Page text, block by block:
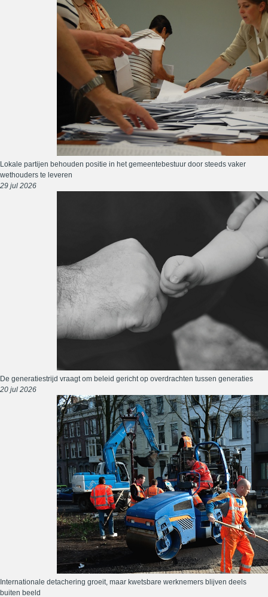
Lokale partijen behouden positie in het gemeentebestuur door steeds vaker
wethouders te leveren
29 jul 2026
De generatiestrijd vraagt om beleid gericht op overdrachten tussen generaties
20 jul 2026
Internationale detachering groeit, maar kwetsbare werknemers blijven deels
buiten beeld